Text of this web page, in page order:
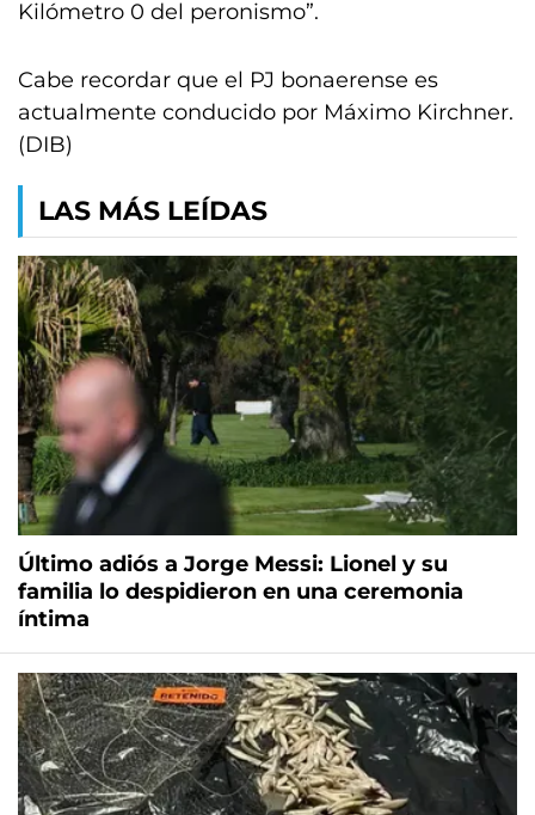
Kilómetro 0 del peronismo”.
Cabe recordar que el PJ bonaerense es
actualmente conducido por Máximo Kirchner.
(DIB)
LAS MÁS LEÍDAS
Último adiós a Jorge Messi: Lionel y su
familia lo despidieron en una ceremonia
íntima